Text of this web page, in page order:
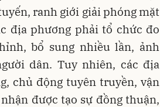
ranh giới giải phóng mặt
địa phương phải tổ chức đo
bổ sung nhiều lần, ảnh
dân. Tuy nhiên, các địa
chủ động tuyên truyền, vận
được tạo sự đồng thuận,